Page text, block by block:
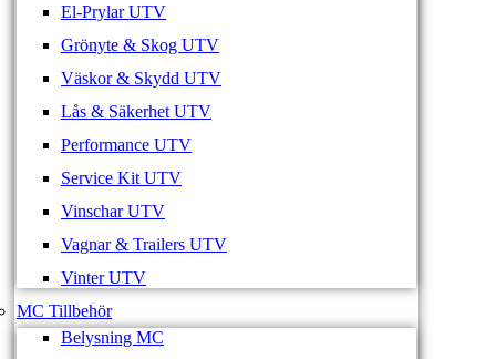
El-Prylar UTV
Grönyte & Skog UTV
Väskor & Skydd UTV
Lås & Säkerhet UTV
Performance UTV
Service Kit UTV
Vinschar UTV
Vagnar & Trailers UTV
Vinter UTV
MC Tillbehör
Belysning MC